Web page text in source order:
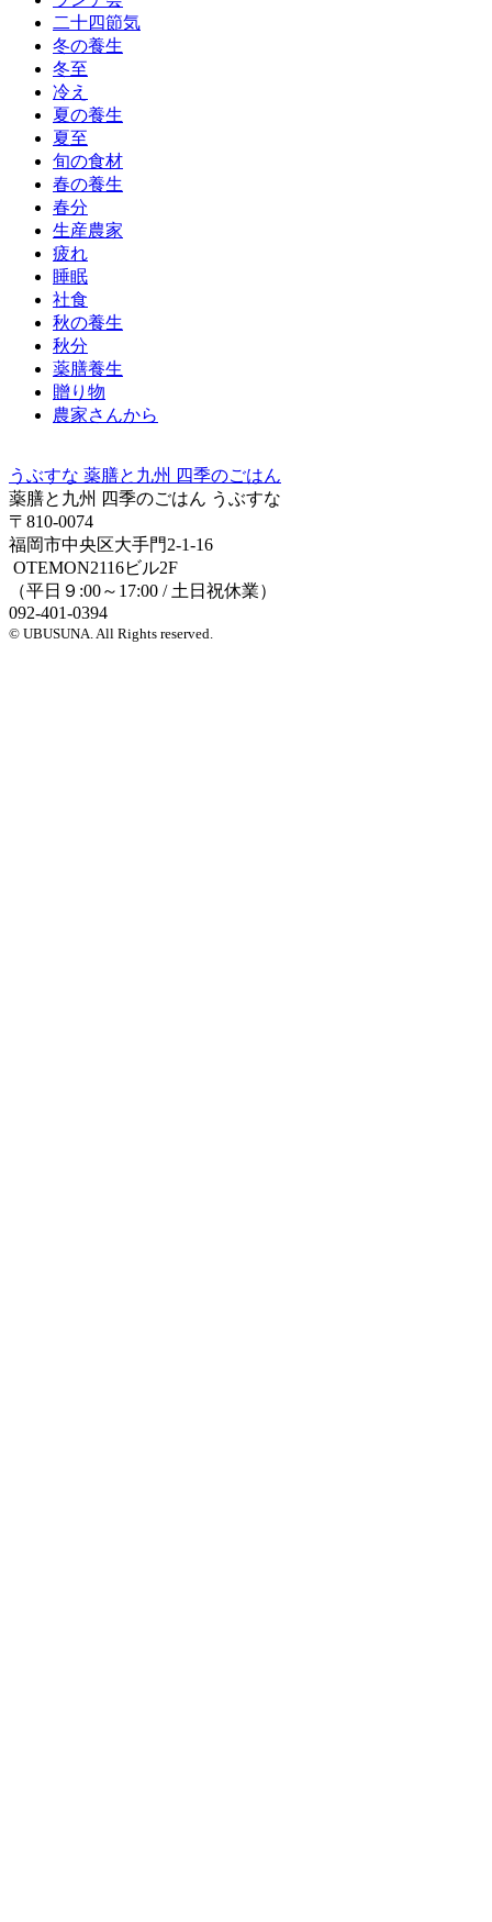
二十四節気
冬の養生
冬至
冷え
夏の養生
夏至
旬の食材
春の養生
春分
生産農家
疲れ
睡眠
社食
秋の養生
秋分
薬膳養生
贈り物
農家さんから
うぶすな 薬膳と九州 四季のごはん
薬膳と九州 四季のごはん うぶすな
〒810-0074
福岡市中央区大手門2-1-16
OTEMON2116ビル2F
（平日９:00～17:00 / 土日祝休業）
092-401-0394
© UBUSUNA. All Rights reserved.